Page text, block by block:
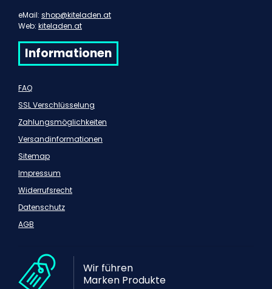
eMail: shop@kiteladen.at
Web: kiteladen.at
Informationen
FAQ
SSL Verschlüsselung
Zahlungsmöglichkeiten
Versandinformationen
Sitemap
Impressum
Widerrufsrecht
Datenschutz
AGB
Wir führen
Marken Produkte